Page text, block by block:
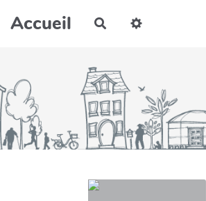
Aller au contenu principal
Accueil Rechercher